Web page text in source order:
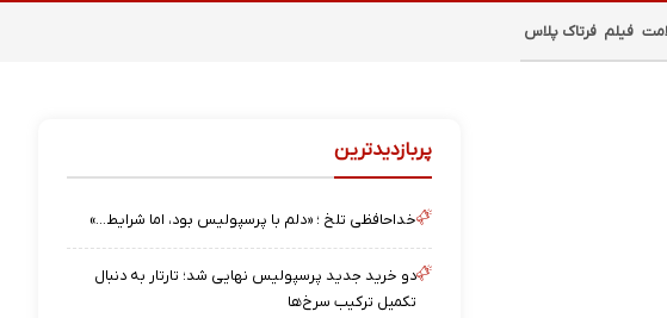
فیلم فرتاک پلاس
پربازدیدترین
خداحافظی تلخ ؛ «دلم با پرسپولیس بود، اما شرایط…»
دو خرید جدید پرسپولیس نهایی شد؛ تارتار به دنبال
تکمیل ترکیب سرخ‌ها